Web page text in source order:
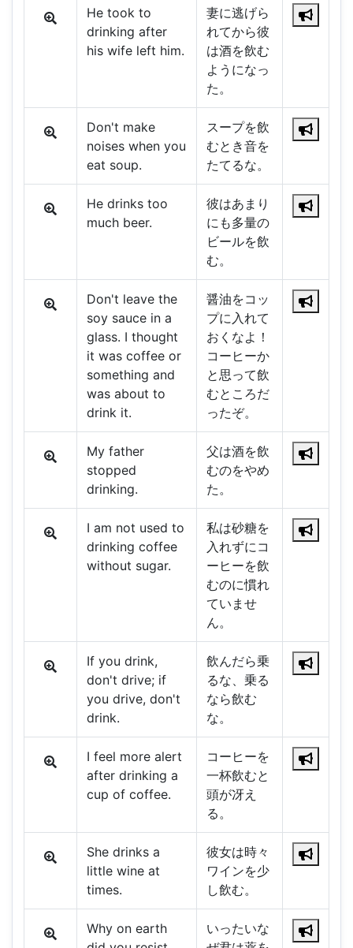
He took to
drinking after
his wife left him.
妻に逃げら
れてから彼
は酒を飲む
ようになっ
た。
Don't make
noises when you
eat soup.
スープを飲
むとき音を
たてるな。
He drinks too
much beer.
彼はあまり
にも多量の
ビールを飲
む。
Don't leave the
soy sauce in a
glass. I thought
it was coffee or
something and
was about to
drink it.
醤油をコッ
プに入れて
おくなよ！
コーヒーか
と思って飲
むところだ
ったぞ。
My father
stopped
drinking.
父は酒を飲
むのをやめ
た。
I am not used to
drinking coffee
without sugar.
私は砂糖を
入れずにコ
ーヒーを飲
むのに慣れ
ていませ
ん。
If you drink,
don't drive; if
you drive, don't
drink.
飲んだら乗
るな、乗る
なら飲む
な。
I feel more alert
after drinking a
cup of coffee.
コーヒーを
一杯飲むと
頭が冴え
る。
She drinks a
little wine at
times.
彼女は時々
ワインを少
し飲む。
Why on earth
いったいな